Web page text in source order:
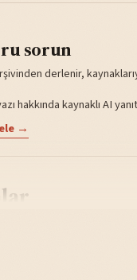
sorun
derlenir,
hakkında kaynaklı AI
→